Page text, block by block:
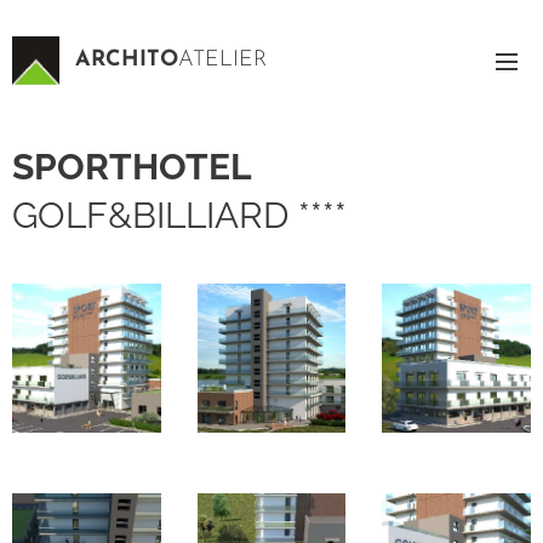
ARCHITOATELIER
SPORTHOTEL
GOLF&BILLIARD ****